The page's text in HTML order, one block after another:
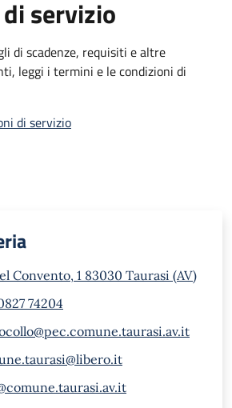
servizio
di scadenze, requisiti e altre
leggi i termini e le condizioni di
di servizio
Convento, 1 83030 Taurasi (AV)
74204